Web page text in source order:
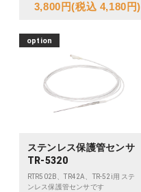
3,800円(税込 4,180円)
option
ステンレス保護管センサ
TR-5320
RTR502B、TR42A、TR-52i用 ステ
ンレス保護管センサです